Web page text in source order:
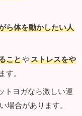
ら体を動かしたい人
ことやストレスをや
す。
トヨガなら激しい運
場合があります。